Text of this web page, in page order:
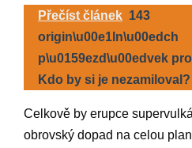
Přečíst článek 143
origin\u00e1ln\u00edch
p\u0159ezd\u00edvek
Kdo by si je nezamiloval?
Celkově by erupce
obrovský dopad na celou